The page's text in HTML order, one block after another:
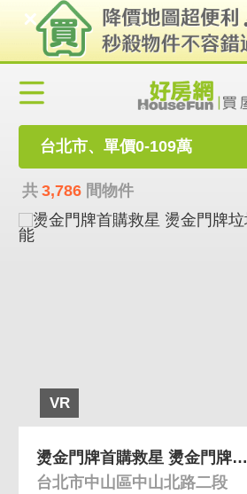
台北市、單價0-109萬
共 3,786 間物件
VR
燙金門牌首購救星 燙金門牌垃圾代收晴光商圈機能
台北市中山區中山北路二段